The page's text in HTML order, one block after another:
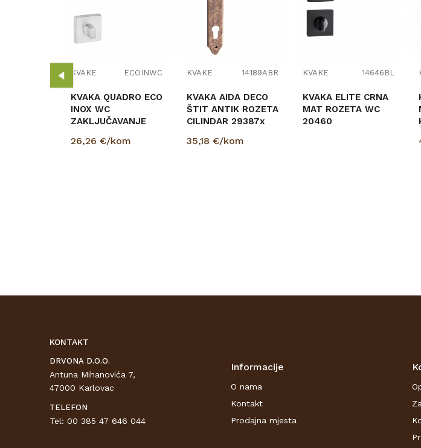
KVAKE ECOINWC
KVAKA QUADRO ECO
INOX WC
ZAKLJUČAVANJE
26,26 €/kom
KVAKE 14189ABR
KVAKA AIDA DECO
ŠTIT ANTIK ROZETA
CILINDAR 29387x
35,18 €/kom
KVAKE 14646BL
KVAKA ELITE CRNA
MAT ROZETA WC
20460
KONTAKT
DRVONA D.O.O.
Antuna Mihanovića 7,
47000 Karlovac
TELEFON
Tel: 00 385 47 646 044
Informacije
O nama
Kontakt
Prodajna mjesta